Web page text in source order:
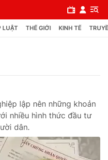
LUẬT THẾ GIỚI KINH TẾ
lập nên những khoản
nhiều hình thức đầu tư
dân.